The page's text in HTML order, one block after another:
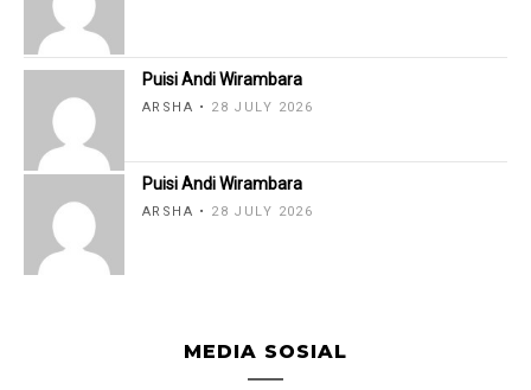
Puisi Andi Wirambara
ARSHA 28 JULY 2026
Puisi Andi Wirambara
ARSHA 28 JULY 2026
MEDIA SOSIAL